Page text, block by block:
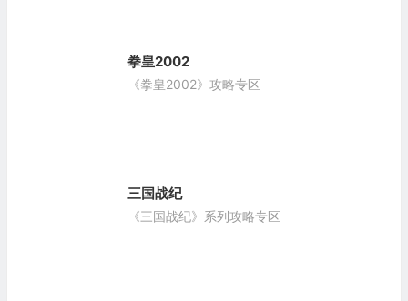
拳皇2002
《拳皇2002》攻略专区
三国战纪
《三国战纪》系列攻略专区